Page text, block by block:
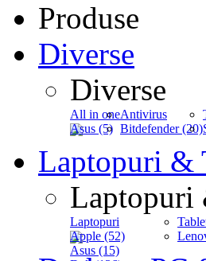
Produse
Diverse
Diverse
All in one
Asus (5)
Antivirus
Bitdefender (20)
Laptopuri &
Laptopuri
Laptopuri
Apple (52)
Asus (15)